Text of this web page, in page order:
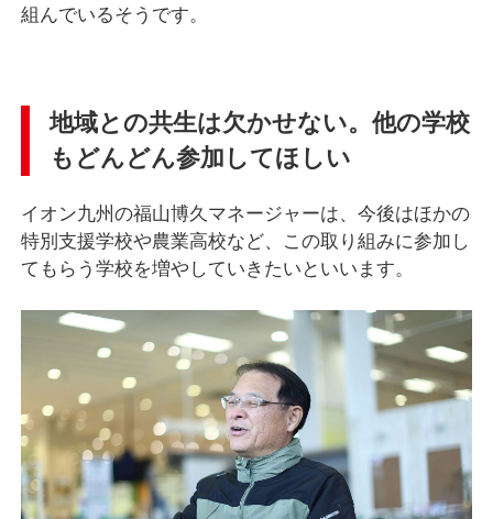
組んでいるそうです。
地域との共生は欠かせない。他の学校
もどんどん参加してほしい
イオン九州の福山博久マネージャーは、今後はほかの
特別支援学校や農業高校など、この取り組みに参加し
てもらう学校を増やしていきたいといいます。